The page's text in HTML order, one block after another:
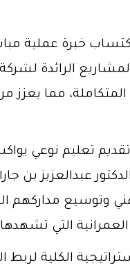
خبرة عملية
الرائدة
مما يعزز
تعليم نوعي
عبدالعزيز بن
وتوسيع مداركهم
التي تشهدها
الكلية